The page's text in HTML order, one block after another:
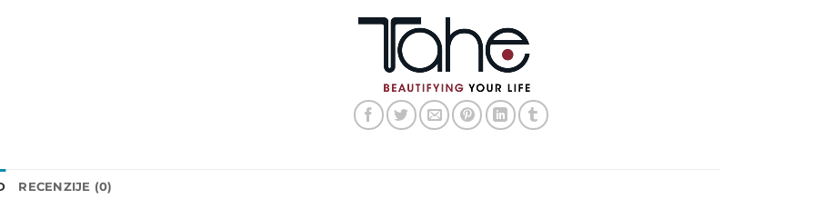
RECENZIJE (0)